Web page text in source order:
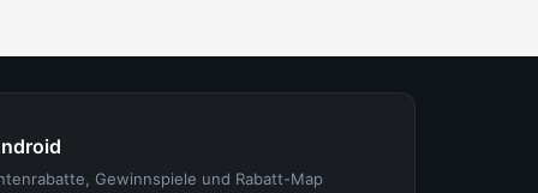
Gewinnspiele und Rabatt-Map